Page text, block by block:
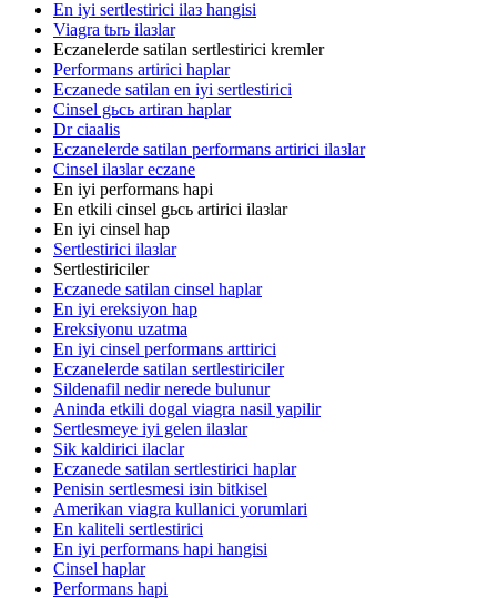
En iyi sertlestirici ilaз hangisi
Viagra tьrь ilaзlar
Eczanelerde satilan sertlestirici kremler
Performans artirici haplar
Eczanede satilan en iyi sertlestirici
Cinsel gьcь artiran haplar
Dr ciaalis
Eczanelerde satilan performans artirici ilaзlar
Cinsel ilaзlar eczane
En iyi performans hapi
En etkili cinsel gьcь artirici ilaзlar
En iyi cinsel hap
Sertlestirici ilaзlar
Sertlestiriciler
Eczanede satilan cinsel haplar
En iyi ereksiyon hap
Ereksiyonu uzatma
En iyi cinsel performans arttirici
Eczanelerde satilan sertlestiriciler
Sildenafil nedir nerede bulunur
Aninda etkili dogal viagra nasil yapilir
Sertlesmeye iyi gelen ilaзlar
Sik kaldirici ilaclar
Eczanede satilan sertlestirici haplar
Penisin sertlesmesi iзin bitkisel
Amerikan viagra kullanici yorumlari
En kaliteli sertlestirici
En iyi performans hapi hangisi
Cinsel haplar
Performans hapi